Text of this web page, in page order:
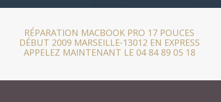
RÉPARATION MACBOOK PRO 17 POUCES
DÉBUT 2009 MARSEILLE-13012 EN EXPRESS
APPELEZ MAINTENANT LE 04 84 89 05 18